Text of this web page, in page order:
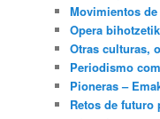
Movimientos
Opera bihotzetik
Otras culturas,
Periodismo
Pioneras –
Retos de